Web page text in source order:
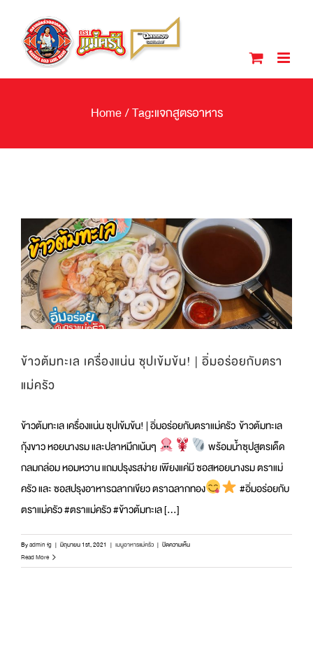
content
Home/Tag:แจกสูตรอาหาร
ข้าวต้มทะเล เครื่องแน่น ซุปเข้มข้น! | อิ่มอร่อยกับตรา
แม่ครัว
ข้าวต้มทะเล เครื่องแน่น ซุปเข้มข้น! | อิ่มอร่อยกับตราแม่ครัว ข้าวต้มทะเล
กุ้งขาว หอยนางรม และปลาหมึกเน้นๆ
พร้อมน้ำซุปสูตรเด็ด
กลมกล่อม หอมหวาน แถมปรุงรสง่าย เพียงแค่มี ซอสหอยนางรม ตราแม่
ครัว และ ซอสปรุงอาหารฉลากเขียว ตราฉลากทอง
#อิ่มอร่อยกับ
ตราแม่ครัว #ตราแม่ครัว #ข้าวต้มทะเล [...]
Byadmin fg | มิถุนายน 1st, 2021 | เมนูอาหารแม่ครัว | ปิดความเห็นบน
ทะเล
Read More